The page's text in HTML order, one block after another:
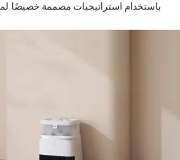
باستخدام استراتيجيات مصممة خصيصًا